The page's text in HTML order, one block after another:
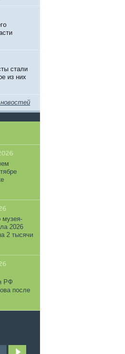
стали
из них
музея-
2026
2 тысячи
РФ
после